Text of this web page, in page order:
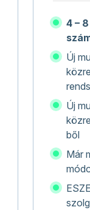
4 –
Új
Új
ből
Már